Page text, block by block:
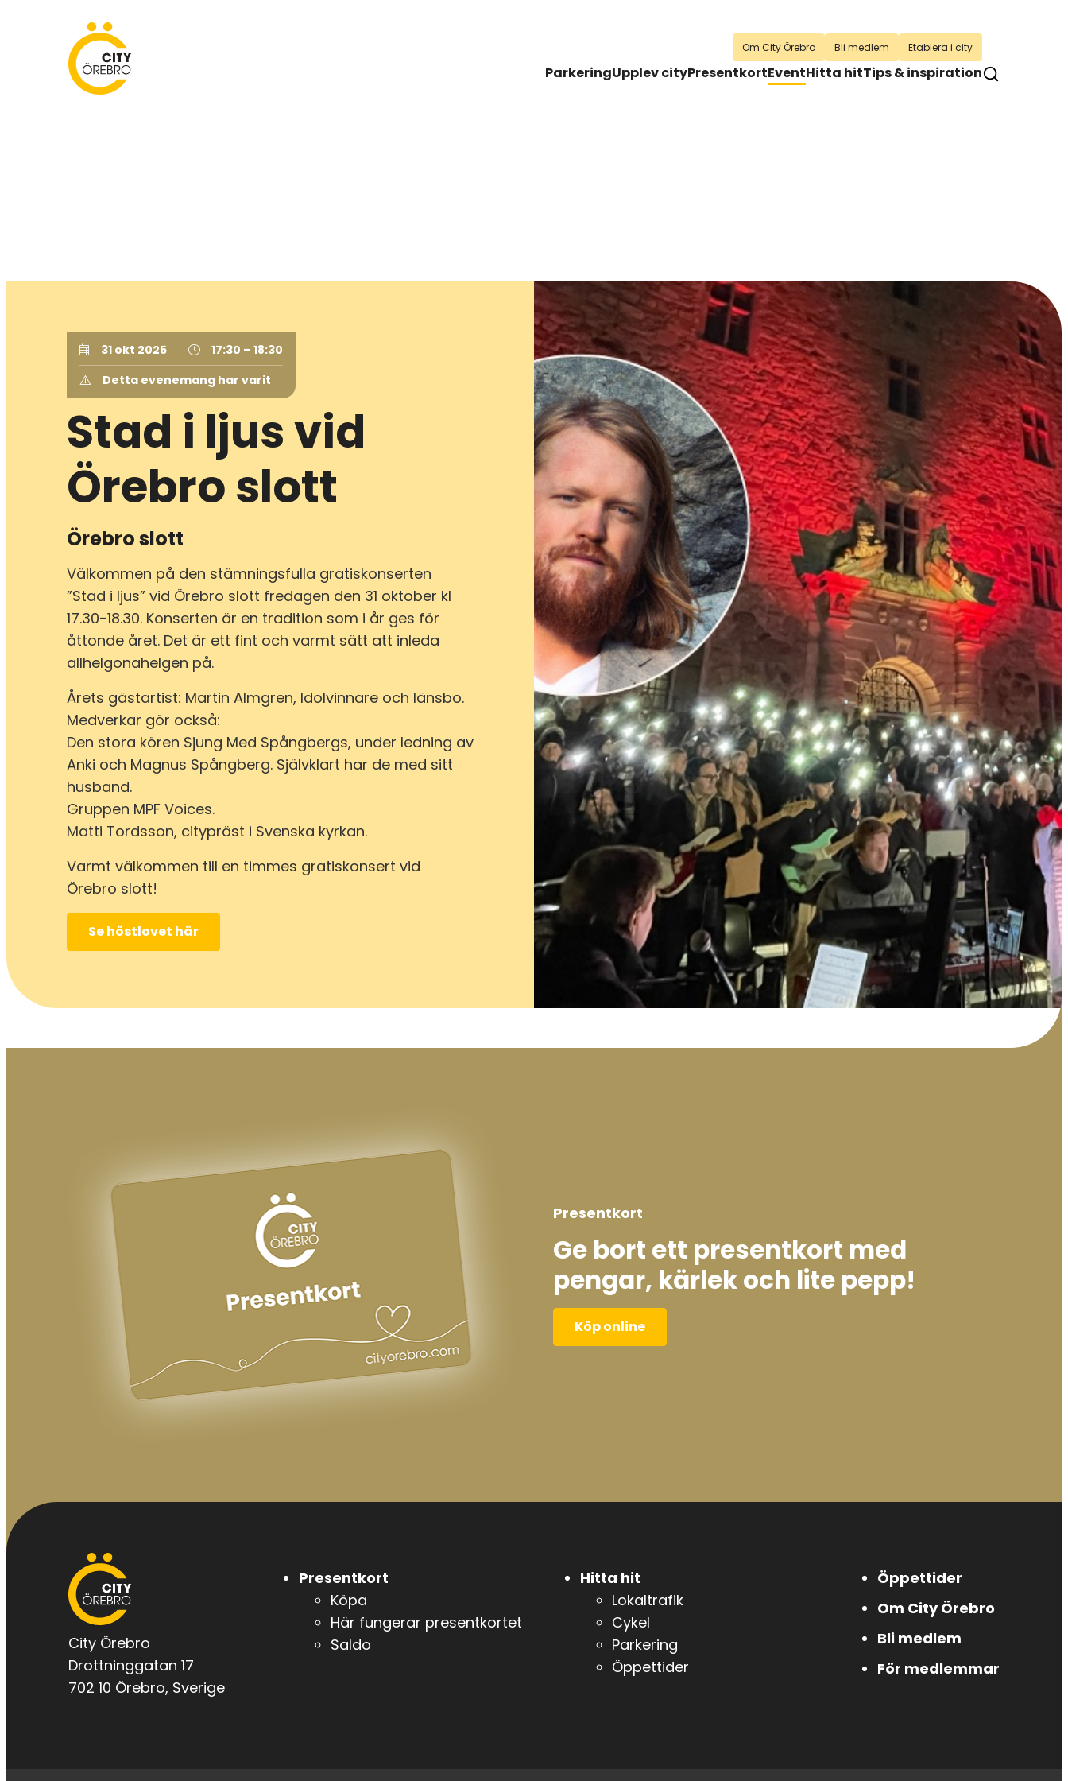
City Örebro
ParkeringUpplev cityPresentkortEventHitta hitTips & inspiration
Om City Örebro Bli medlem Etablera i city
31 okt 2025
17:30 – 18:30
Detta evenemang har varit
Stad i ljus vid
Örebro slott
Örebro slott
Välkommen på den stämningsfulla gratiskonserten
”Stad i ljus” vid Örebro slott fredagen den 31 oktober kl
17.30-18.30. Konserten är en tradition som i år ges för
åttonde året. Det är ett fint och varmt sätt att inleda
allhelgonahelgen på.
Årets gästartist: Martin Almgren, Idolvinnare och länsbo.
Medverkar gör också:
Den stora kören Sjung Med Spångbergs, under ledning av
Anki och Magnus Spångberg. Självklart har de med sitt
husband.
Gruppen MPF Voices.
Matti Tordsson, citypräst i Svenska kyrkan.
Varmt välkommen till en timmes gratiskonsert vid
Örebro slott!
Se höstlovet här
Presentkort
Ge bort ett presentkort med
pengar, kärlek och lite pepp!
Köp online
City
Örebro
City Örebro
Drottninggatan 17
702 10 Örebro, Sverige
Presentkort
Köpa
Här fungerar presentkortet
Saldo
Hitta hit
Lokaltrafik
Cykel
Parkering
Öppettider
Öppettider
Om City Örebro
Bli medlem
För medlemmar